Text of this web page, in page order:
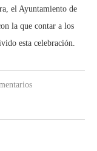
el Ayuntamiento de
la que contar a los
esta celebración.